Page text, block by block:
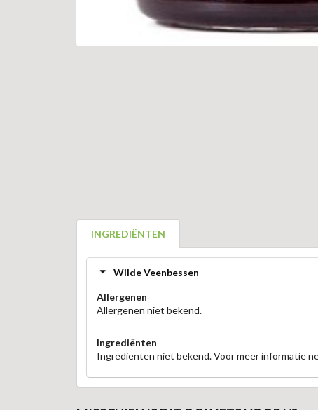
INGREDIËNTEN
Wilde Veenbessen
Allergenen
Allergenen niet bekend.
Ingrediënten
Ingrediënten niet bekend. Voor meer informatie